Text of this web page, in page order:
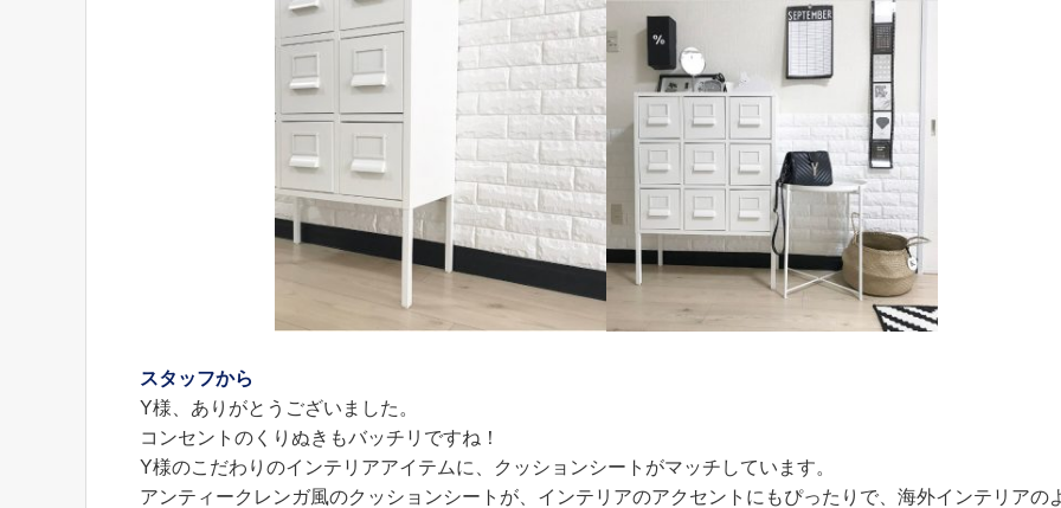
スタッフから
Y様、ありがとうございました。
コンセントのくりぬきもバッチリですね！
Y様のこだわりのインテリアアイテムに、クッションシートがマッチしています。
アンティークレンガ風のクッションシートが、インテリアのアクセントにもぴったりで、海外インテリアの